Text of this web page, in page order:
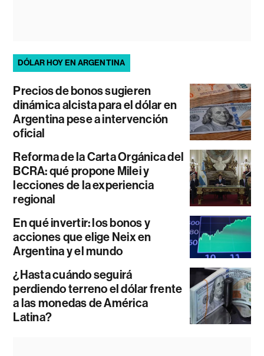
DÓLAR HOY EN ARGENTINA
Precios de bonos sugieren
dinámica alcista para el dólar en
Argentina pese a intervención
oficial
Reforma de la Carta Orgánica del
BCRA: qué propone Milei y
lecciones de la experiencia
regional
En qué invertir: los bonos y
acciones que elige Neix en
Argentina y el mundo
¿Hasta cuándo seguirá
perdiendo terreno el dólar frente
a las monedas de América
Latina?